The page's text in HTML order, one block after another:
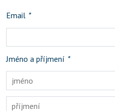
Email *
Jméno a příjmení *